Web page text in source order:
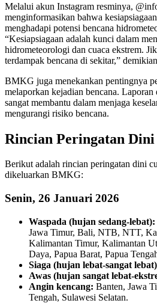
Melalui akun Instagram resminya,
menginformasikan bahwa
menghadapi potensi bencana
“Kesiapsiagaan adalah kunci dalam
hidrometeorologi dan cuaca ekstrem.
terdampak bencana di sekitar,”
BMKG juga menekankan pentingnya
melaporkan kejadian bencana.
sangat membantu dalam menjaga
mengurangi risiko bencana.
Rincian Peringatan
Berikut adalah rincian peringatan dini
dikeluarkan BMKG:
Senin, 26 Januari 2026
Waspada (hujan sedang-lebat):
Jawa Timur, Bali, NTB, NTT,
Kalimantan Timur, Kalimantan
Daya, Papua Barat, Papua
Siaga (hujan lebat-sangat
Awas (hujan sangat lebat-
Angin kencang: Banten, Jawa
Tengah, Sulawesi Selatan.